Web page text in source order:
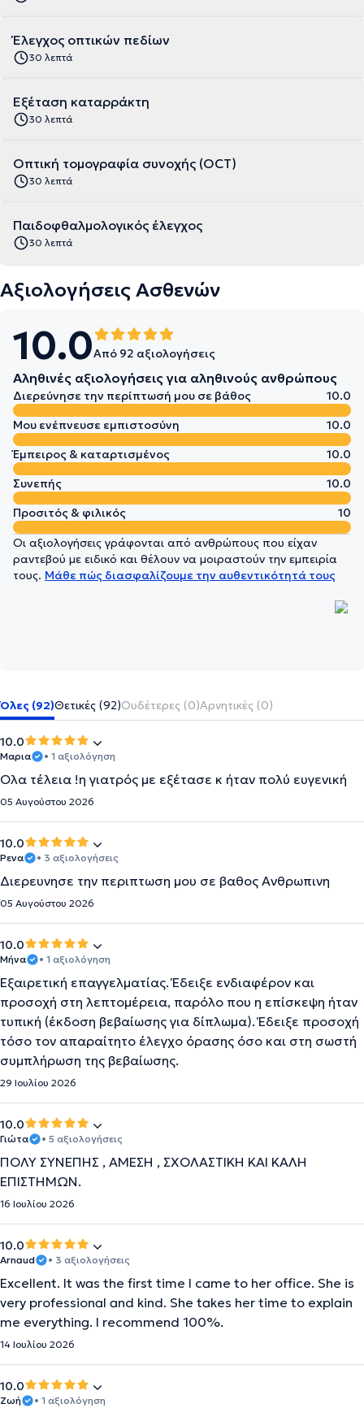
Έλεγχος οπτικών πεδίων
30 λεπτά
Εξέταση καταρράκτη
30 λεπτά
Οπτική τομογραφία συνοχής (OCT)
30 λεπτά
Παιδοφθαλμολογικός έλεγχος
30 λεπτά
Αξιολογήσεις Ασθενών
10.0Από 92 αξιολογήσεις
Αληθινές αξιολογήσεις για αληθινούς ανθρώπους
Διερεύνησε την περίπτωσή μου σε βάθος
10.0
Μου ενέπνευσε εμπιστοσύνη
10.0
Έμπειρος & καταρτισμένος
10.0
Συνεπής
10.0
Προσιτός & φιλικός
10
Οι αξιολογήσεις γράφονται από ανθρώπους που είχαν
ραντεβού με ειδικό και θέλουν να μοιραστούν την εμπειρία
τους. Μάθε πώς διασφαλίζουμε την αυθεντικότητά τους
Όλες (92)Θετικές (92)Ουδέτερες (0)Αρνητικές (0)
10.0
Μαρια • 1 αξιολόγηση
Ολα τέλεια !η γιατρός με εξέτασε κ ήταν πολύ ευγενική
05 Αυγούστου 2026
10.0
Ρενα • 3 αξιολογήσεις
Διερευνησε την περιπτωση μου σε βαθος Ανθρωπινη
05 Αυγούστου 2026
10.0
Μήνα • 1 αξιολόγηση
Εξαιρετική επαγγελματίας. Έδειξε ενδιαφέρον και
προσοχή στη λεπτομέρεια, παρόλο που η επίσκεψη ήταν
τυπική (έκδοση βεβαίωσης για δίπλωμα). Έδειξε προσοχή
τόσο τον απαραίτητο έλεγχο όρασης όσο και στη σωστή
συμπλήρωση της βεβαίωσης.
29 Ιουλίου 2026
10.0
Γιώτα • 5 αξιολογήσεις
ΠΟΛΎ ΣΥΝΕΠΗΣ , ΑΜΕΣΗ , ΣΧΟΛΑΣΤΙΚΗ ΚΑΙ ΚΑΛΗ
ΕΠΙΣΤΗΜΩΝ.
16 Ιουλίου 2026
10.0
Arnaud • 3 αξιολογήσεις
Excellent. It was the first time I came to her office. She is
very professional and kind. She takes her time to explain
me everything. I recommend 100%.
14 Ιουλίου 2026
10.0
Ζωή • 1 αξιολόγηση